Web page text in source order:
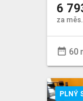
6
za
date_range 60
PLNÝ